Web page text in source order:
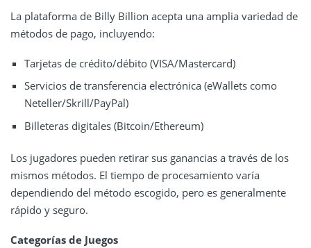
La plataforma de Billy Billion acepta una amplia variedad de
métodos de pago, incluyendo:
Tarjetas de crédito/débito (VISA/Mastercard)
Servicios de transferencia electrónica (eWallets como
Neteller/Skrill/PayPal)
Billeteras digitales (Bitcoin/Ethereum)
Los jugadores pueden retirar sus ganancias a través de los
mismos métodos. El tiempo de procesamiento varía
dependiendo del método escogido, pero es generalmente
rápido y seguro.
Categorías de Juegos